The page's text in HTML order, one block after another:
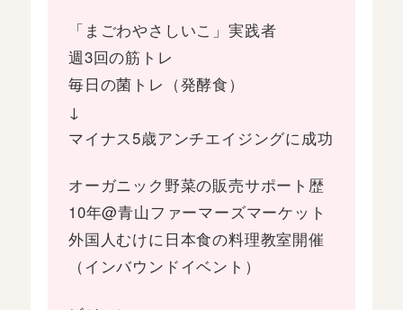
「まごわやさしいこ」実践者
週3回の筋トレ
毎日の菌トレ（発酵食）
↓
マイナス5歳アンチエイジングに成功
オーガニック野菜の販売サポート歴
10年@青山ファーマーズマーケット
外国人むけに日本食の料理教室開催
（インバウンドイベント）